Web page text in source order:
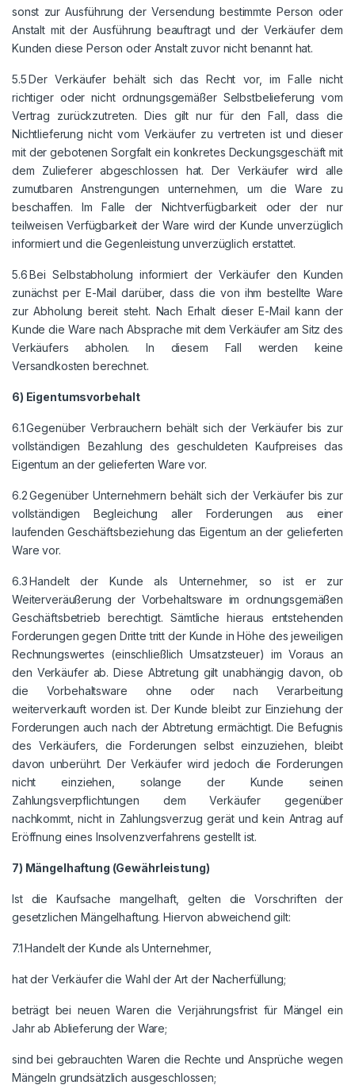
sonst zur Ausführung der Versendung bestimmte Person oder
Anstalt mit der Ausführung beauftragt und der Verkäufer dem
Kunden diese Person oder Anstalt zuvor nicht benannt hat.
5.5 Der Verkäufer behält sich das Recht vor, im Falle nicht
richtiger oder nicht ordnungsgemäßer Selbstbelieferung vom
Vertrag zurückzutreten. Dies gilt nur für den Fall, dass die
Nichtlieferung nicht vom Verkäufer zu vertreten ist und dieser
mit der gebotenen Sorgfalt ein konkretes Deckungsgeschäft mit
dem Zulieferer abgeschlossen hat. Der Verkäufer wird alle
zumutbaren Anstrengungen unternehmen, um die Ware zu
beschaffen. Im Falle der Nichtverfügbarkeit oder der nur
teilweisen Verfügbarkeit der Ware wird der Kunde unverzüglich
informiert und die Gegenleistung unverzüglich erstattet.
5.6 Bei Selbstabholung informiert der Verkäufer den Kunden
zunächst per E-Mail darüber, dass die von ihm bestellte Ware
zur Abholung bereit steht. Nach Erhalt dieser E-Mail kann der
Kunde die Ware nach Absprache mit dem Verkäufer am Sitz des
Verkäufers abholen. In diesem Fall werden keine
Versandkosten berechnet.
6) Eigentumsvorbehalt
6.1 Gegenüber Verbrauchern behält sich der Verkäufer bis zur
vollständigen Bezahlung des geschuldeten Kaufpreises das
Eigentum an der gelieferten Ware vor.
6.2 Gegenüber Unternehmern behält sich der Verkäufer bis zur
vollständigen Begleichung aller Forderungen aus einer
laufenden Geschäftsbeziehung das Eigentum an der gelieferten
Ware vor.
6.3 Handelt der Kunde als Unternehmer, so ist er zur
Weiterveräußerung der Vorbehaltsware im ordnungsgemäßen
Geschäftsbetrieb berechtigt. Sämtliche hieraus entstehenden
Forderungen gegen Dritte tritt der Kunde in Höhe des jeweiligen
Rechnungswertes (einschließlich Umsatzsteuer) im Voraus an
den Verkäufer ab. Diese Abtretung gilt unabhängig davon, ob
die Vorbehaltsware ohne oder nach Verarbeitung
weiterverkauft worden ist. Der Kunde bleibt zur Einziehung der
Forderungen auch nach der Abtretung ermächtigt. Die Befugnis
des Verkäufers, die Forderungen selbst einzuziehen, bleibt
davon unberührt. Der Verkäufer wird jedoch die Forderungen
nicht einziehen, solange der Kunde seinen
Zahlungsverpflichtungen dem Verkäufer gegenüber
nachkommt, nicht in Zahlungsverzug gerät und kein Antrag auf
Eröffnung eines Insolvenzverfahrens gestellt ist.
7) Mängelhaftung (Gewährleistung)
Ist die Kaufsache mangelhaft, gelten die Vorschriften der
gesetzlichen Mängelhaftung. Hiervon abweichend gilt:
7.1 Handelt der Kunde als Unternehmer,
hat der Verkäufer die Wahl der Art der Nacherfüllung;
beträgt bei neuen Waren die Verjährungsfrist für Mängel ein
Jahr ab Ablieferung der Ware;
sind bei gebrauchten Waren die Rechte und Ansprüche wegen
Mängeln grundsätzlich ausgeschlossen;